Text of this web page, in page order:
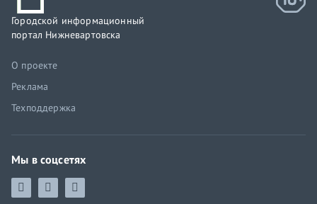
Городской информационный
портал Нижневартовска
О проекте
Реклама
Техподдержка
Мы в соцсетях